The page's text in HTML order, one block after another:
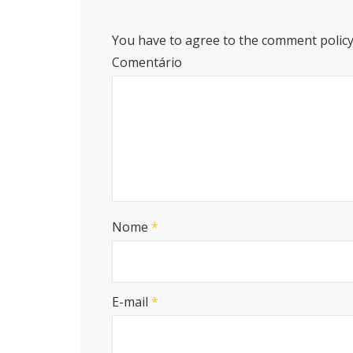
You have to agree to the comment
Comentário
Nome *
E-mail *